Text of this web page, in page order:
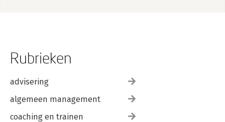
Rubrieken
advisering
algemeen management
coaching en trainen